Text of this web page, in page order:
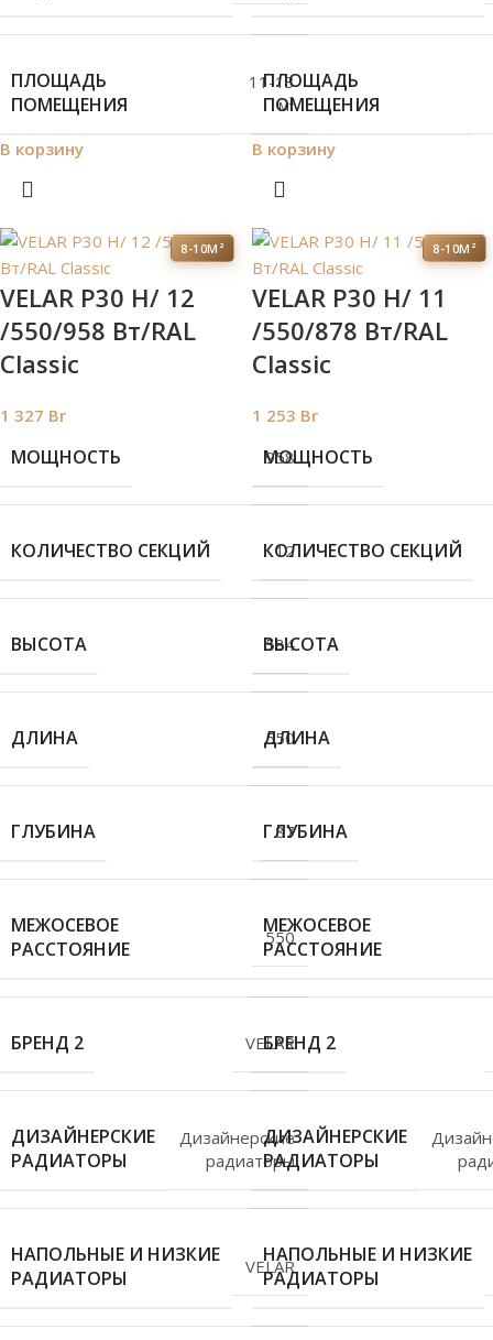
ПЛОЩАДЬ
ПОМЕЩЕНИЯ
11-13
м²
В корзину
ПЛОЩАДЬ
ПОМЕЩЕНИЯ
В корзину
8-10М²
VELAR P30 H/ 12
/550/958 Вт/RAL
Classic
1 327 Br
МОЩНОСТЬ 958
КОЛИЧЕСТВО СЕКЦИЙ 12
ВЫСОТА 584
ДЛИНА 550
ГЛУБИНА 87
МЕЖОСЕВОЕ
РАССТОЯНИЕ
550
БРЕНД 2 VELAR
ДИЗАЙНЕРСКИЕ
РАДИАТОРЫ
Дизайнерские
радиаторы
НАПОЛЬНЫЕ И НИЗКИЕ
РАДИАТОРЫ
VELAR
8-10М²
VELAR P30 H/ 11
/550/878 Вт/RAL
Classic
1 253 Br
МОЩНОСТЬ
КОЛИЧЕСТВО СЕКЦИЙ
ВЫСОТА
ДЛИНА
ГЛУБИНА
МЕЖОСЕВОЕ
РАССТОЯНИЕ
БРЕНД 2
ДИЗАЙНЕРСКИЕ
РАДИАТОРЫ
НАПОЛЬНЫЕ И НИЗКИЕ
РАДИАТОРЫ